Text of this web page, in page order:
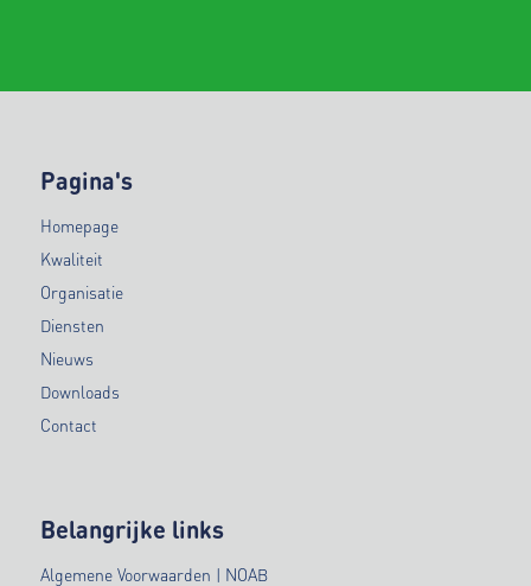
Pagina's
Homepage
Kwaliteit
Organisatie
Diensten
Nieuws
Downloads
Contact
Belangrijke links
Algemene Voorwaarden | NOAB